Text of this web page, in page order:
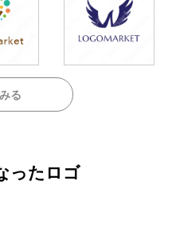
る
ったロゴ